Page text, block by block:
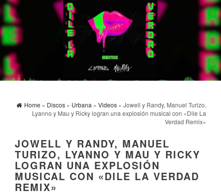
Home » Discos » Urbana » Videos » Jowell y Randy, Manuel Turizo,
Lyanno y Mau y Ricky logran una explosión musical con «Dile La
Verdad Remix»
JOWELL Y RANDY, MANUEL
TURIZO, LYANNO Y MAU Y RICKY
LOGRAN UNA EXPLOSIÓN
MUSICAL CON «DILE LA VERDAD
REMIX»